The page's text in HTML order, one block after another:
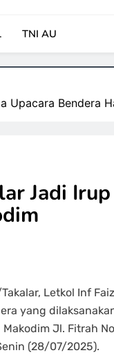
TNI AU
Upacara Bendera
Jadi
Letkol Inf
yang
Jl. Fitrah
(28/07/2025).